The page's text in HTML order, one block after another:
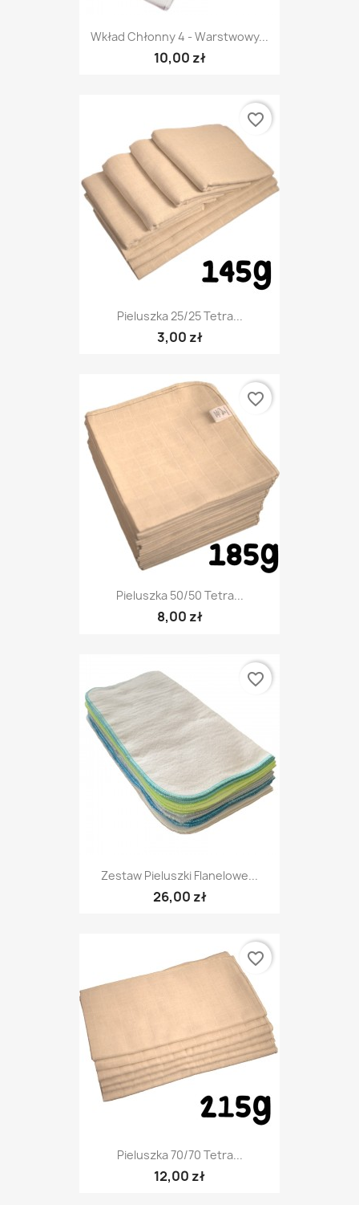
Wkład Chłonny 4 - Warstwowy...
10,00 zł
Pieluszka 25/25 Tetra...
3,00 zł
favorite_border
Pieluszka 50/50 Tetra...
8,00 zł
favorite_border
Zestaw Pieluszki Flanelowe...
26,00 zł
favorite_border
Pieluszka 70/70 Tetra...
12,00 zł
favorite_border